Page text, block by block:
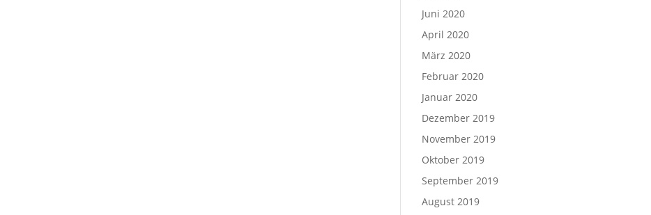
Juni 2020
April 2020
März 2020
Februar 2020
Januar 2020
Dezember 2019
November 2019
Oktober 2019
September 2019
August 2019